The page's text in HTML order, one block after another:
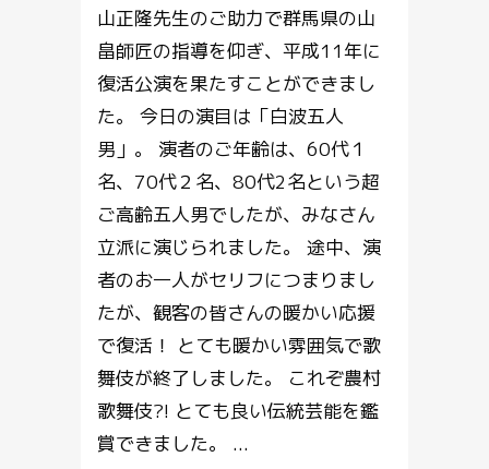
山正隆先生のご助力で群馬県の山
畠師匠の指導を仰ぎ、平成11年に
復活公演を果たすことができまし
た。 今日の演目は「白波五人
男」。 演者のご年齢は、60代１
名、70代２名、80代2名という超
ご高齢五人男でしたが、みなさん
立派に演じられました。 途中、演
者のお一人がセリフにつまりまし
たが、観客の皆さんの暖かい応援
で復活！ とても暖かい雰囲気で歌
舞伎が終了しました。 これぞ農村
歌舞伎?! とても良い伝統芸能を鑑
賞できました。 ...